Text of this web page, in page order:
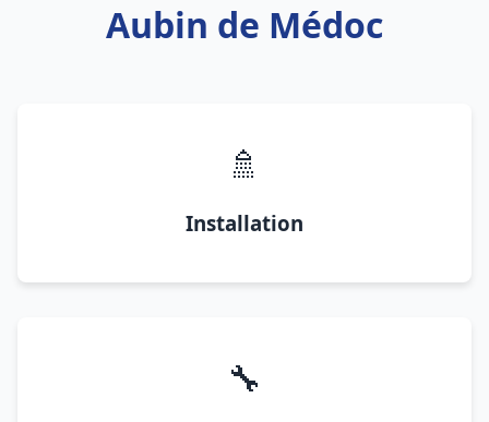
Aubin de Médoc
🚿
Installation
🔧